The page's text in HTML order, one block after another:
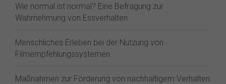
Wie normal ist normal? Eine Befragung zur
Wahrnehmung von Essverhalten
Menschliches Erleben bei der Nutzung von
Filmempfehlungssystemen
Maßnahmen zur Förderung von nachhaltigem Verhalten